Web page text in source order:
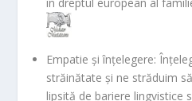
Empatie și înțelegere:
străinătate și ne străduim
lipsită de bariere lingvistice